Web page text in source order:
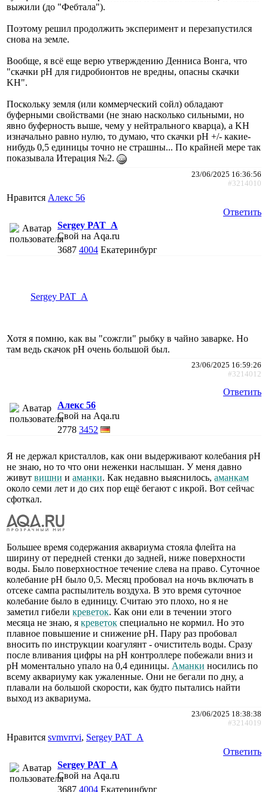
выжили (до "Фебтала").
Поэтому решил продолжить эксперимент и перезапустился
снова на земле.
Вообще, я всё еще верю утверждению Денниса Вонга, что
"скачки pH для гидробионтов не вредны, опасны скачки
KH".
Поскольку земля (или коммерческий сойл) обладают
буферными свойствами (не знаю насколько сильными, но
явно буферность выше, чему у нейтрального кварца), а KH
изначально равно нулю, то думаю, что скачки pH +/- какие-
нибудь 0,5 единицы точно не страшны... По крайней мере так
показывала Итерация №2.
23/06/2025 16:36:56
#3214010
Нравится Алекс 56
Ответить
Sergey PAT_A
Свой на Aqa.ru
3687 4004 Екатеринбург
Sergey PAT_A
Хотя я помню, как вы "сожгли" рыбку в чайно заварке. Но
там ведь скачок pH очень большой был.
23/06/2025 16:59:26
#3214012
Ответить
Алекс 56
Свой на Aqa.ru
2778 3452
Я не держал кристаллов, как они выдерживают колебания рН
не знаю, но то что они неженки наслышан. У меня давно
живут вишни и аманки. Как недавно выяснилось, аманкам
около семи лет и до сих пор ещё бегают с икрой. Вот сейчас
сфоткал.
Большее время содержания аквариума стояла флейта на
ширину от передней стенки до задней, ниже поверхности
воды. Было поверхностное течение слева на право. Суточное
колебание рН было 0,5. Месяц пробовал на ночь включать в
отсеке сампа распылитель воздуха. В это время суточное
колебание было в единицу. Считаю это плохо, но я не
заметил гибели креветок. Как они ели в течении этого
месяца не знаю, я креветок специально не кормил. Но это
плавное повышение и снижение рН. Пару раз пробовал
вносить по инструкции коагулянт - очиститель воды. Сразу
после вливания цифры на рН контроллере побежали вниз и
рН моментально упало на 0,4 единицы. Аманки носились по
всему аквариуму как ужаленные. Они не бегали по дну, а
плавали на большой скорости, как будто пытались найти
выход из аквариума.
23/06/2025 18:38:38
#3214019
Нравится svmvrrvi, Sergey PAT_A
Ответить
Sergey PAT_A
Свой на Aqa.ru
3687 4004 Екатеринбург